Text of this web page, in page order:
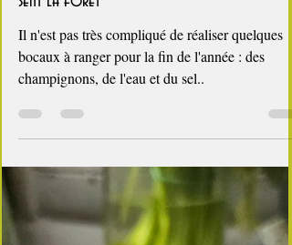
sent la forêt
Il n'est pas très compliqué de réaliser quelques
champignons, de l'eau et du sel..